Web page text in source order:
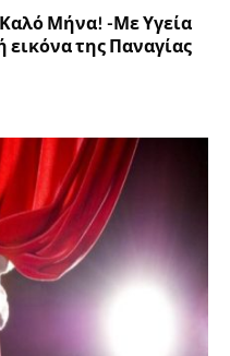
Μήνα! -Με Υγεία
της Παναγίας